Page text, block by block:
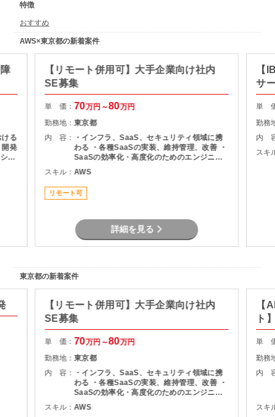
特徴
おすすめ
AWS×東京都の新着案件
る
ョ
【リモート併用可】大手企業向け社内
SE募集
単 価： 70万円～80万円
勤務地：東京都
内 容：
・インフラ、SaaS、セキュリティ領域に携
わる ・各種SaaSの実装、維持管理、改善 ・
SaaSの効率化・高度化のためのエンジニア
リング ・SaaSのシステム課題・障害に対す
る対策の計画と実装 ・社内NWやオンプレサ
ーバの運用保守 ・拠点のネットワーク配備担
当
スキル：AWS
リモート可
詳細を見る
【
サ
単
勤務
内
スキ
東京都の新着案件
【リモート併用可】大手企業向け社内
SE募集
単 価： 70万円～80万円
勤務地：東京都
内 容：
・インフラ、SaaS、セキュリティ領域に携
わる ・各種SaaSの実装、維持管理、改善 ・
SaaSの効率化・高度化のためのエンジニア
リング ・SaaSのシステム課題・障害に対す
る対策の計画と実装 ・社内NWやオンプレサ
スキル：AWS
【
ト
単
勤務
内
スキ